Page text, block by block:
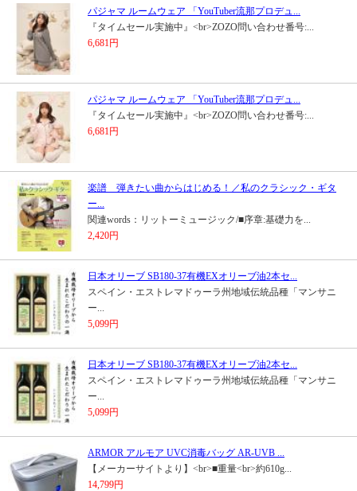
パジャマ ルームウェア 「YouTuber流那プロデュ...
『タイムセール実施中』<br>ZOZO問い合わせ番号:...
6,681円
パジャマ ルームウェア 「YouTuber流那プロデュ...
『タイムセール実施中』<br>ZOZO問い合わせ番号:...
6,681円
楽譜 弾きたい曲からはじめる！／私のクラシック・ギタ
ー...
関連words：リットーミュージック/■序章:基礎力を...
2,420円
日本オリーブ SB180-37有機EXオリーブ油2本セ...
スペイン・エストレマドゥーラ州地域伝統品種「マンサニ
ー...
5,099円
日本オリーブ SB180-37有機EXオリーブ油2本セ...
スペイン・エストレマドゥーラ州地域伝統品種「マンサニ
ー...
5,099円
ARMOR アルモア UVC消毒バッグ AR-UVB ...
【メーカーサイトより】<br>■重量<br>約610g...
14,799円